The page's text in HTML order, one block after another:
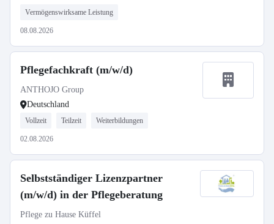
Vermögenswirksame Leistung
08.08.2026
Pflegefachkraft (m/w/d)
ANTHOJO Group
Deutschland
Vollzeit Teilzeit Weiterbildungen
02.08.2026
Selbstständiger Lizenzpartner
(m/w/d) in der Pflegeberatung
Pflege zu Hause Küffel